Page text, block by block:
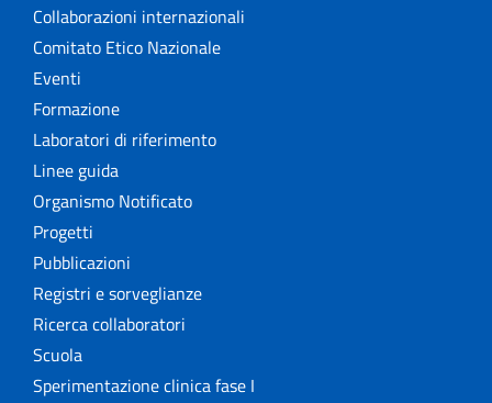
Collaborazioni internazionali
Comitato Etico Nazionale
Eventi
Formazione
Laboratori di riferimento
Linee guida
Organismo Notificato
Progetti
Pubblicazioni
Registri e sorveglianze
Ricerca collaboratori
Scuola
Sperimentazione clinica fase I